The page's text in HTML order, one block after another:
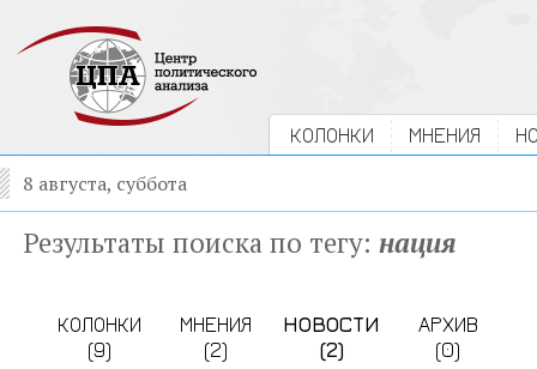
КОЛОНКИ МНЕНИЯ
8 августа, суббота
Результаты поиска по тегу: нация
КОЛОНКИ
(9)
МНЕНИЯ
(2)
НОВОСТИ
(2)
АРХИВ
(0)